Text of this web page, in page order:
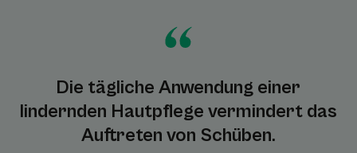
Die tägliche Anwendung einer
lindernden Hautpflege vermindert das
Auftreten von Schüben.